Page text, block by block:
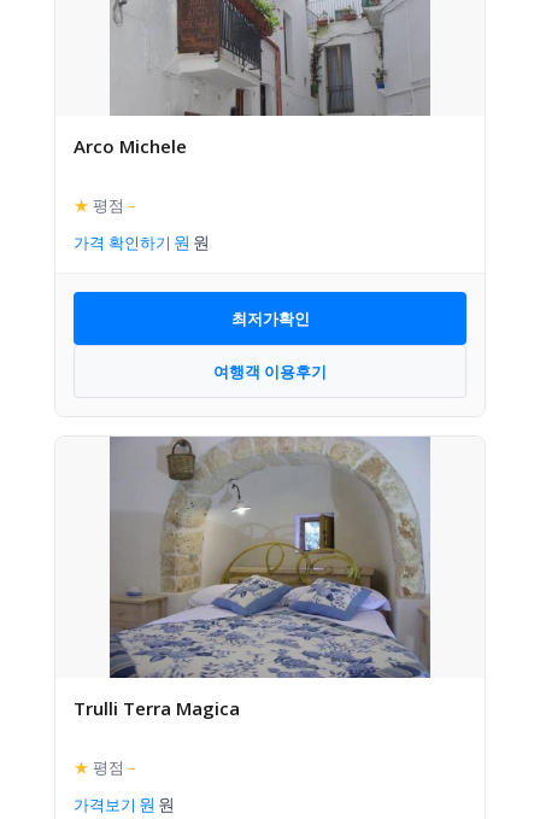
Arco Michele
★ 평점 –
가격 확인하기
최저가확인
여행객 이용후기
Trulli Terra Magica
★ 평점 –
가격보기